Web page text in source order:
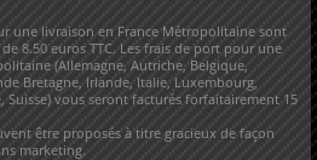
une livraison en France Métropolitaine sont
8.50 euros TTC. Les frais de port pour une
(Allemagne, Autriche, Belgique,
Bretagne, Irlande, Italie, Luxembourg,
Suisse) vous seront facturés forfaitairement 15
être proposés à titre gracieux de façon
marketing.